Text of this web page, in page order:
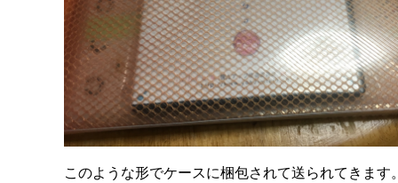
このような形でケースに梱包されて送られてきます